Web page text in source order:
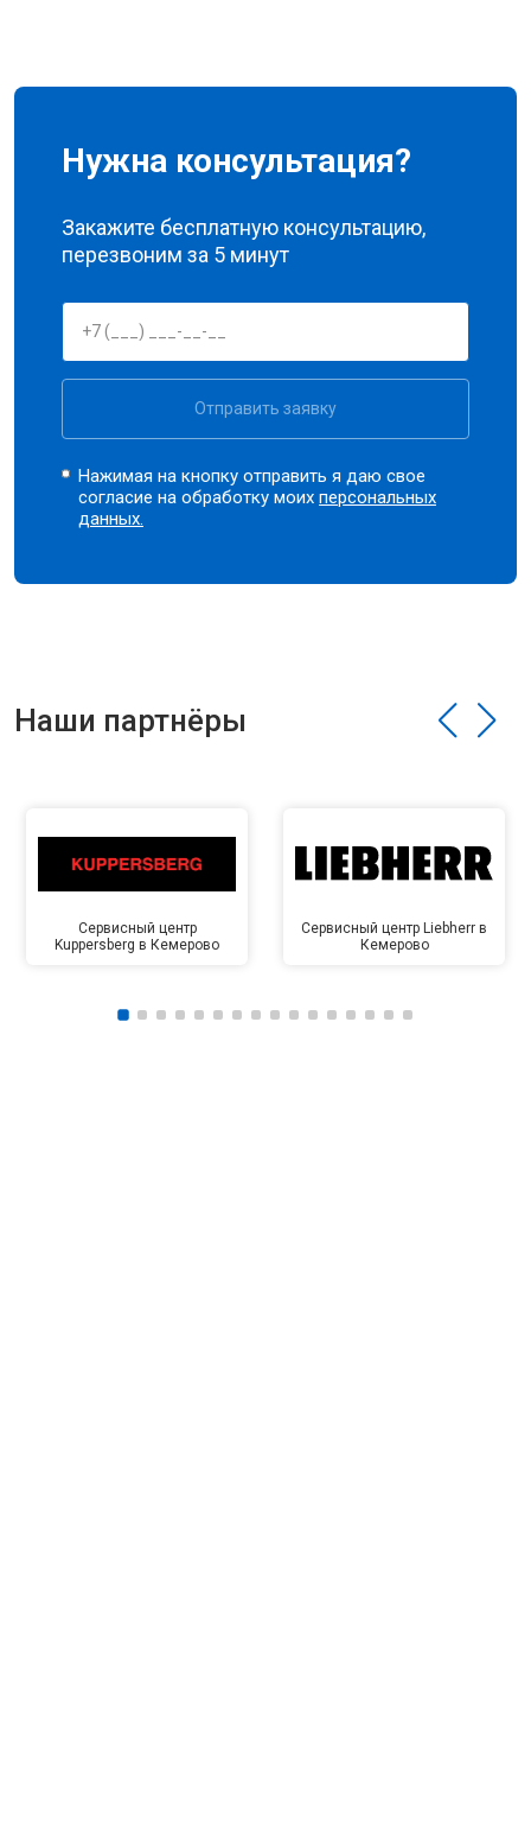
Нужна консультация?
Закажите бесплатную консультацию,
перезвоним за 5 минут
Отправить заявку
Нажимая на кнопку отправить я даю свое
согласие на обработку моихперсональных
данных.
Наши партнёры
Сервисный центр
Kuppersberg в Кемерово
Сервисный центр Liebherr в
Кемерово